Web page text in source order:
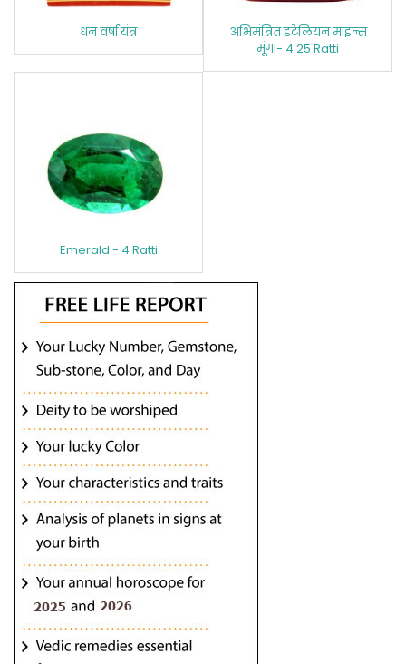
धन वर्षा यंत्र
अभिमंत्रित इटेलियन माइन्स
मूंगा- 4.25 Ratti
Emerald - 4 Ratti